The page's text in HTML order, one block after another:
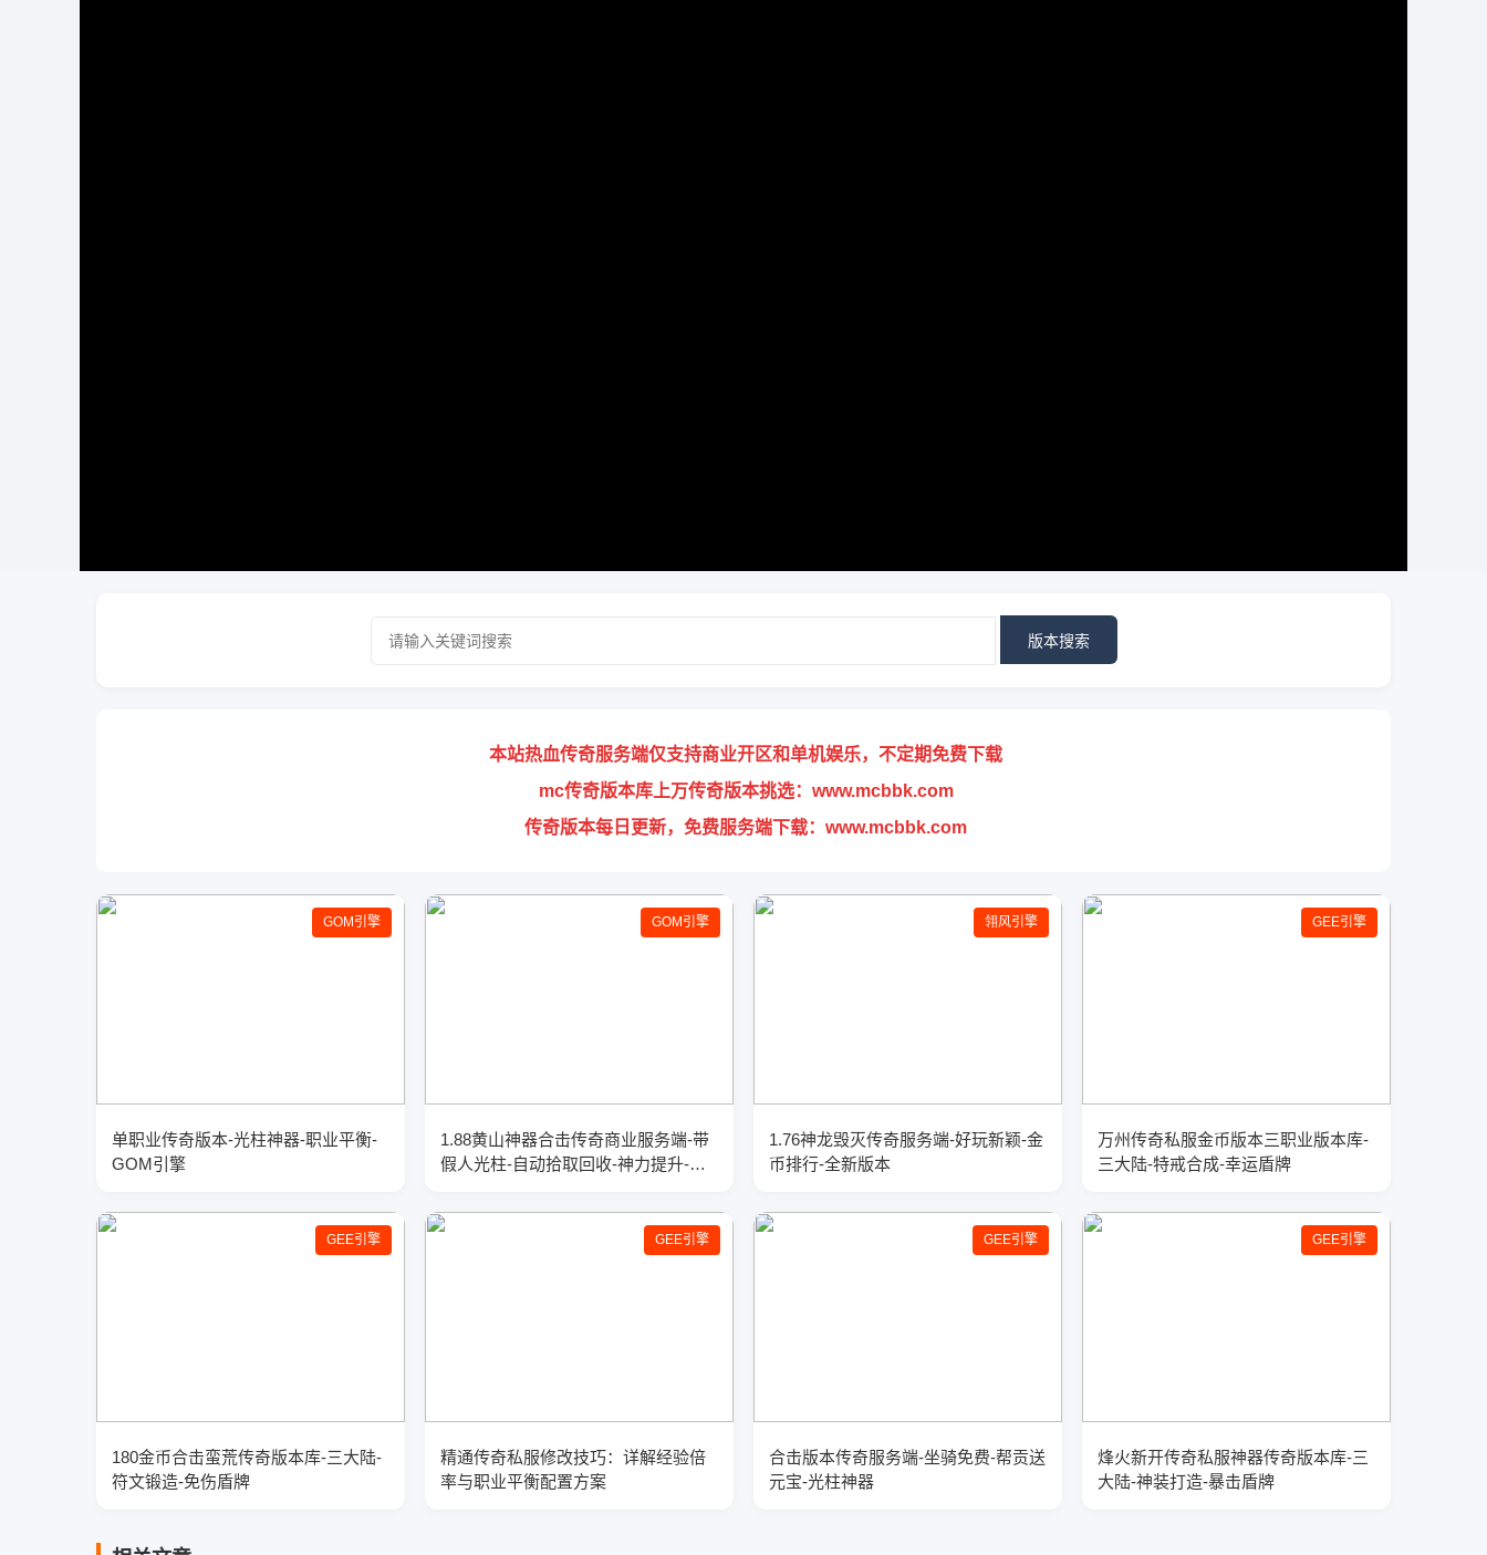
版本搜索
本站热血传奇服务端仅支持商业开区和单机娱乐，不定期免费下载
mc传奇版本库上万传奇版本挑选：www.mcbbk.com
传奇版本每日更新，免费服务端下载：www.mcbbk.com
GOM引擎
单职业传奇版本-光柱神器-职业平衡-
GOM引擎
GOM引擎
1.88黄山神器合击传奇商业服务端-带
假人光柱-自动拾取回收-神力提升-
翎风引擎
1.76神龙毁灭传奇服务端-好玩新颖-金
币排行-全新版本
GEE引擎
万州传奇私服金币版本三职业版本库-
三大陆-特戒合成-幸运盾牌
GEE引擎
180金币合击蛮荒传奇版本库-三大陆-
符文锻造-免伤盾牌
GEE引擎
精通传奇私服修改技巧：详解经验倍
率与职业平衡配置方案
GEE引擎
合击版本传奇服务端-坐骑免费-帮贡送
元宝-光柱神器
GEE引擎
烽火新开传奇私服神器传奇版本库-三
大陆-神装打造-暴击盾牌